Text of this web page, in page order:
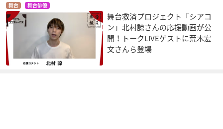
舞台 舞台俳優
舞台救済プロジェクト「シアコ
ン」北村諒さんの応援動画が公
開！トークLIVEゲストに荒木宏
文さんら登場